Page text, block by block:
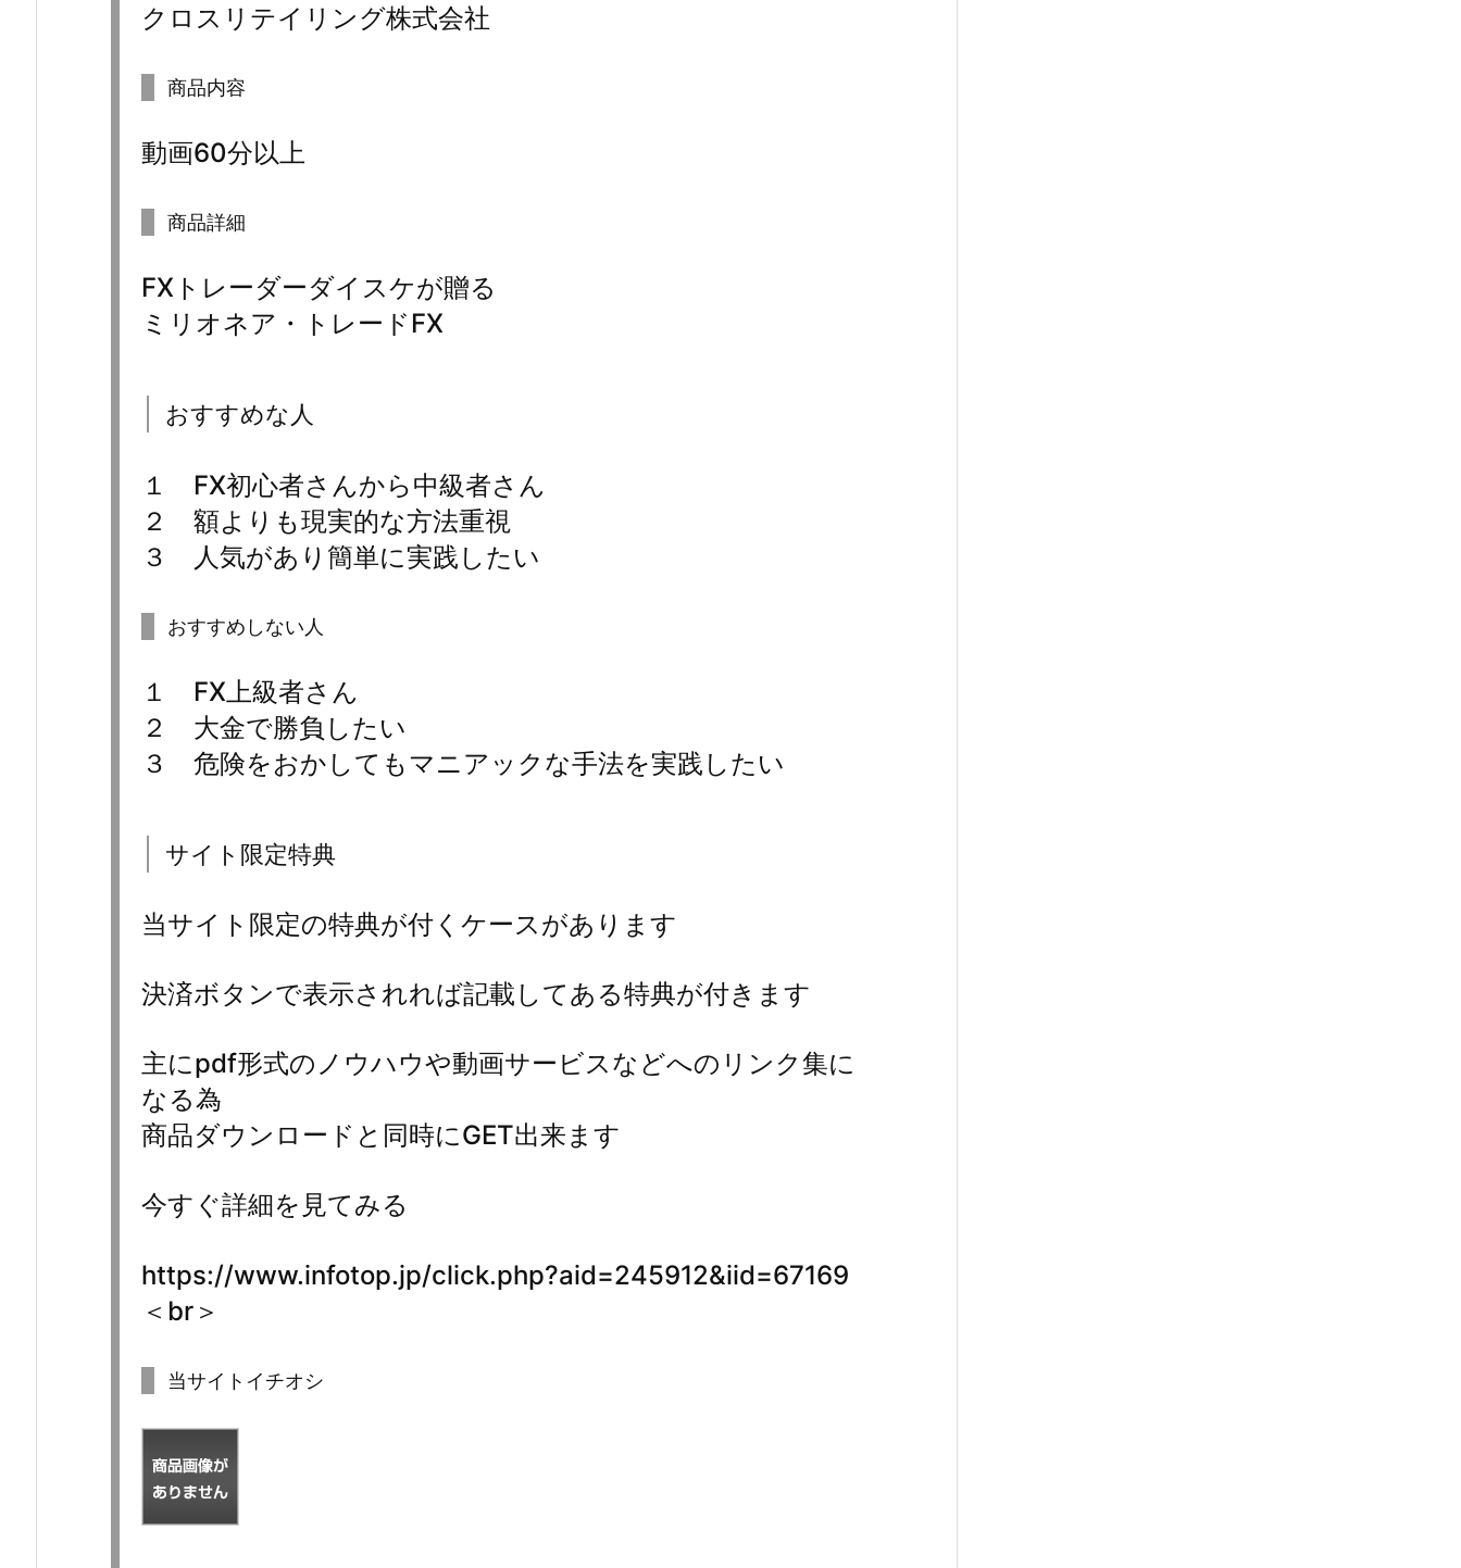
クロスリテイリング株式会社
商品内容
動画60分以上
商品詳細
FXトレーダーダイスケが贈る
ミリオネア・トレードFX
おすすめな人
１ FX初心者さんから中級者さん
２ 額よりも現実的な方法重視
３ 人気があり簡単に実践したい
おすすめしない人
１ FX上級者さん
２ 大金で勝負したい
３ 危険をおかしてもマニアックな手法を実践したい
サイト限定特典
当サイト限定の特典が付くケースがあります
決済ボタンで表示されれば記載してある特典が付きます
主にpdf形式のノウハウや動画サービスなどへのリンク集に
なる為
商品ダウンロードと同時にGET出来ます
今すぐ詳細を見てみる
https://www.infotop.jp/click.php?aid=245912&iid=67169
＜br＞
当サイトイチオシ